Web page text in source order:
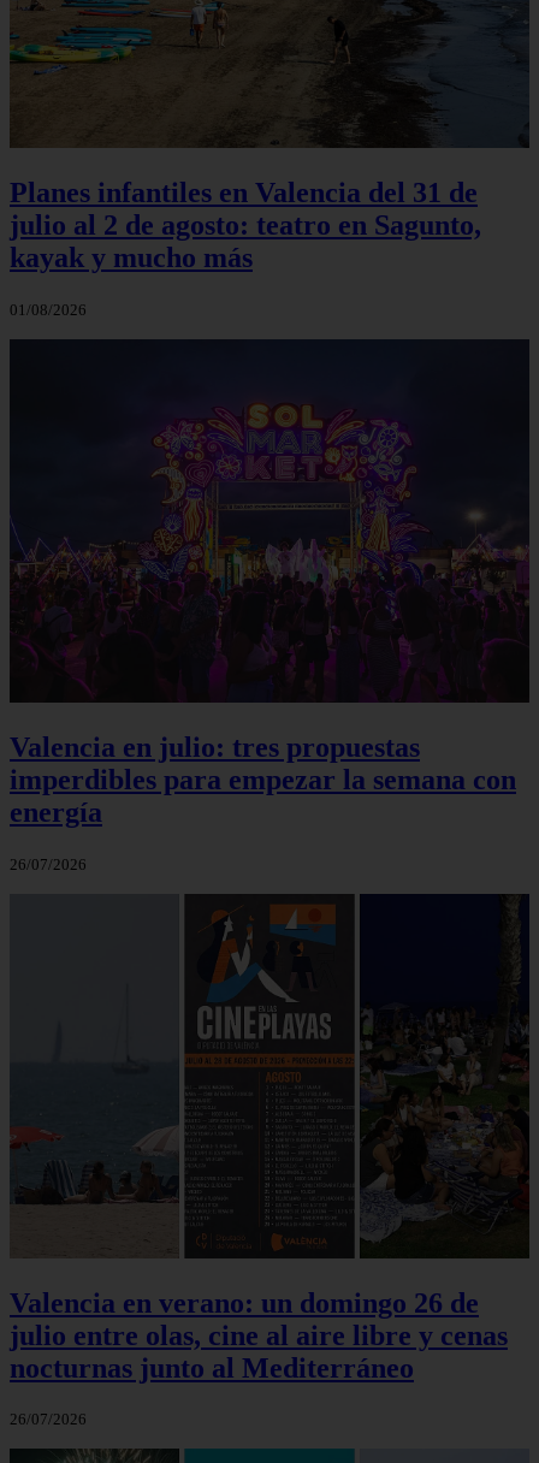
Planes infantiles en Valencia del 31 de
julio al 2 de agosto: teatro en Sagunto,
kayak y mucho más
01/08/2026
Valencia en julio: tres propuestas
imperdibles para empezar la semana con
energía
26/07/2026
Valencia en verano: un domingo 26 de
julio entre olas, cine al aire libre y cenas
nocturnas junto al Mediterráneo
26/07/2026